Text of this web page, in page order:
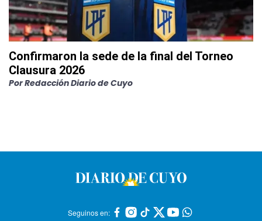
Confirmaron la sede de la final del Torneo
Clausura 2026
PorRedacción Diario de Cuyo
Seguinos en: